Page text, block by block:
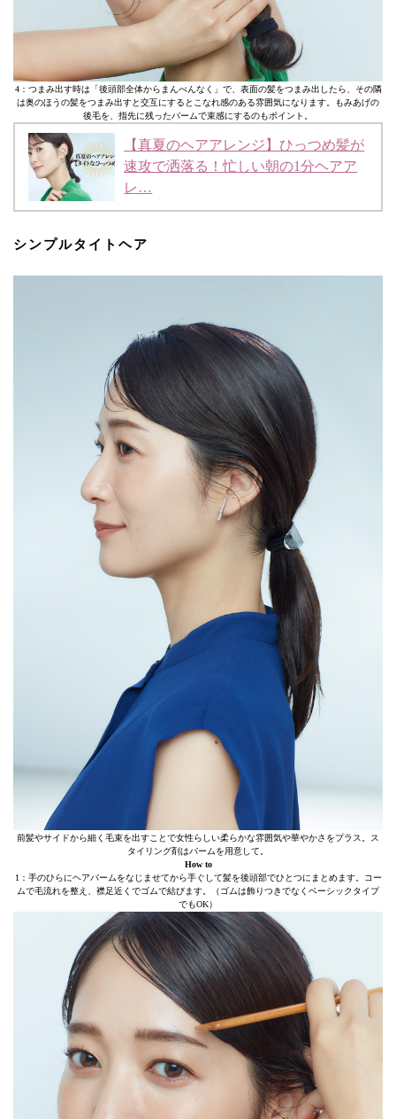
4：つまみ出す時は「後頭部全体からまんべんなく」で、表面の髪をつまみ出したら、その隣
は奥のほうの髪をつまみ出すと交互にするとこなれ感のある雰囲気になります。もみあげの
後毛を、指先に残ったバームで束感にするのもポイント。
【真夏のヘアアレンジ】ひっつめ髪が
速攻で洒落る！忙しい朝の1分ヘアア
レ…
シンプルタイトヘア
前髪やサイドから細く毛束を出すことで女性らしい柔らかな雰囲気や華やかさをプラス。ス
タイリング剤はバームを用意して。
How to
1：手のひらにヘアバームをなじませてから手ぐして髪を後頭部でひとつにまとめます。コー
ムで毛流れを整え、襟足近くでゴムで結びます。（ゴムは飾りつきでなくベーシックタイプ
でもOK）